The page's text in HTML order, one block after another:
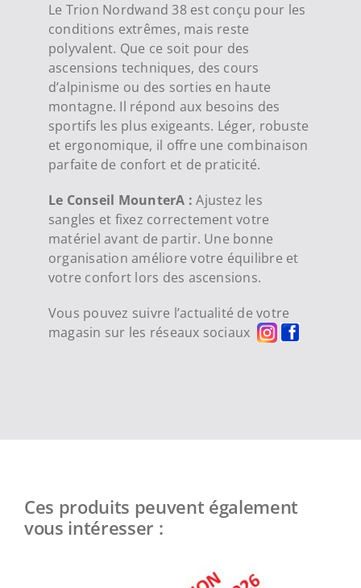
Le Trion Nordwand 38 est conçu pour les
conditions extrêmes, mais reste
polyvalent. Que ce soit pour des
ascensions techniques, des cours
d’alpinisme ou des sorties en haute
montagne. Il répond aux besoins des
sportifs les plus exigeants. Léger, robuste
et ergonomique, il offre une combinaison
parfaite de confort et de praticité.
Le Conseil MounterA : Ajustez les
sangles et fixez correctement votre
matériel avant de partir. Une bonne
organisation améliore votre équilibre et
votre confort lors des ascensions.
Vous pouvez suivre l’actualité de votre
magasin sur les réseaux sociaux
Ces produits peuvent également
vous intéresser :